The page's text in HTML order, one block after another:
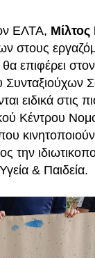
ΕΛΤΑ,
στους
θα επιφέρει
ειδικά στις
Κέντρου
την
& Παιδεία.